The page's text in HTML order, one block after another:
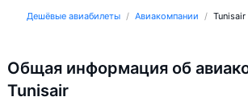
Дешёвые авиабилеты Авиакомпании Tunisair
Общая информация об
Tunisair